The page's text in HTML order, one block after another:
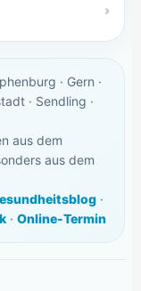
· Gern ·
· Sendling ·
aus dem
aus dem
·
· Online-Termin